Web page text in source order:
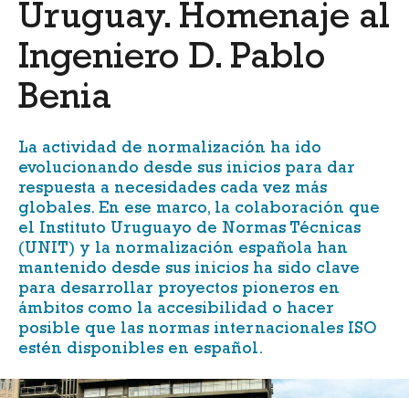
Uruguay. Homenaje al
Ingeniero D. Pablo
Benia
La actividad de normalización ha ido
evolucionando desde sus inicios para dar
respuesta a necesidades cada vez más
globales. En ese marco, la colaboración que
el Instituto Uruguayo de Normas Técnicas
(UNIT) y la normalización española han
mantenido desde sus inicios ha sido clave
para desarrollar proyectos pioneros en
ámbitos como la accesibilidad o hacer
posible que las normas internacionales ISO
estén disponibles en español.